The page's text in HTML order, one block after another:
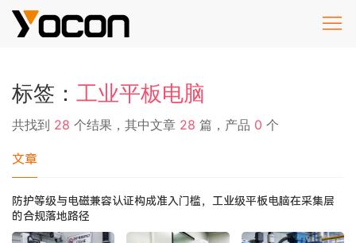
标签： 工业平板电脑
共找到 28 个结果，其中文章 28 篇，产品 0 个
文章
防护等级与电磁兼容认证构成准入门槛，工业级平板电脑在采集层
的合规落地路径